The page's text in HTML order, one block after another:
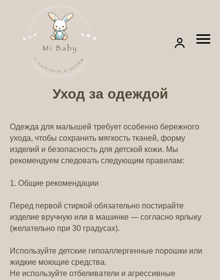
Уход за одеждой
Одежда для малышей требует особенно бережного
ухода, чтобы сохранить мягкость тканей, форму
изделий и безопасность для детской кожи. Мы
рекомендуем следовать следующим правилам:
1. Общие рекомендации
Перед первой стиркой обязательно постирайте
изделие вручную или в машинке — согласно ярлыку
(желательно при 30 градусах).
Используйте детские гипоаллергенные порошки или
жидкие моющие средства.
Не используйте отбеливатели и агрессивные